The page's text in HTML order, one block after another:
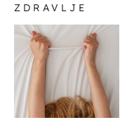
ZDRAVLJE